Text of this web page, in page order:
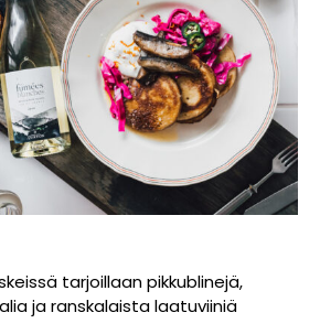
tarjoillaan pikkublinejä,
ja ranskalaista laatuviiniä